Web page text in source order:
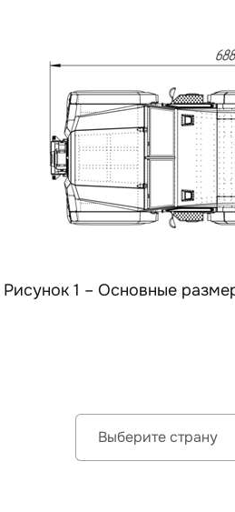
Рисунок 1 – Основные
Выберите страну